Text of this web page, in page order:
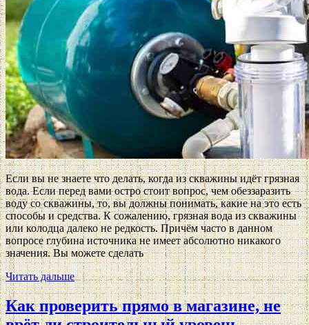
Если вы не знаете что делать, когда из скважины идёт грязная
вода. Если перед вами остро стоит вопрос, чем обеззаразить
воду со скважины, то, вы должны понимать, какие на это есть
способы и средства. К сожалению, грязная вода из скважины
или колодца далеко не редкость. Причём часто в данном
вопросе глубина источника не имеет абсолютно никакого
значения. Вы можете сделать
Читать дальше
Как проверить прямо в магазине, не